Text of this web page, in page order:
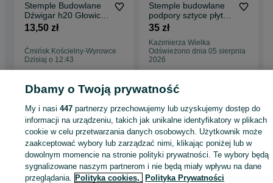
Stemple Budowlane
Dźwigar h20 Głowice
Trójnogi Płyta
szalunkowa
13,50 zł
Ćmińsk Kościelny-Wyrowce
Dzisiaj o 12:43
Stemple budowlane
podpory sztyce płyta
sklejka dźwigary
35 zł
Kazimierza Wielka
Odświeżono dnia 05 sierpnia
2026
Świętokrzyskie
Stemple - Ćmielów
KATEGORIA
ID:871650576 Wyświetlenia:
Dbamy o Twoją prywatność
My i nasi447 partnerzy przechowujemy lub uzyskujemy dostęp do
informacji na urządzeniu, takich jak unikalne identyfikatory w plikach
cookie w celu przetwarzania danych osobowych. Użytkownik może
zaakceptować wybory lub zarządzać nimi, klikając poniżej lub w
dowolnym momencie na stronie polityki prywatności. Te wybory będą
sygnalizowane naszym partnerom i nie będą miały wpływu na dane
przeglądania. Polityka cookies, Polityka Prywatności